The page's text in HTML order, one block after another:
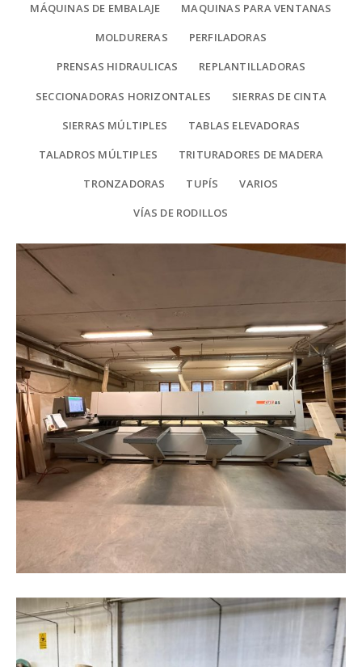
MÁQUINAS DE EMBALAJE MAQUINAS PARA VENTANAS
MOLDURERAS PERFILADORAS
PRENSAS HIDRAULICAS REPLANTILLADORAS
SECCIONADORAS HORIZONTALES SIERRAS DE CINTA
SIERRAS MÚLTIPLES TABLAS ELEVADORAS
TALADROS MÚLTIPLES TRITURADORES DE MADERA
TRONZADORAS TUPÍS VARIOS
VÍAS DE RODILLOS